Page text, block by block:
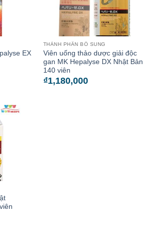
EX
THÀNH PHẦN BỔ SUNG
Viên uống thảo dược giải độc
gan MK Hepalyse DX Nhật Bản
140 viên
₫1,180,000